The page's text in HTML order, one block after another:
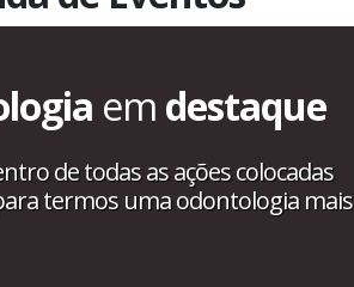
em destaque
de todas as ações colocadas
termos uma odontologia mais